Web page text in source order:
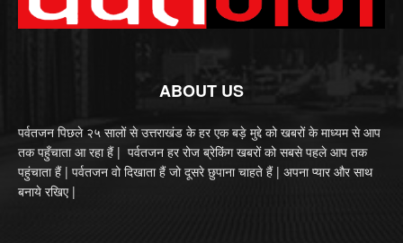
ABOUT US
पर्वतजन पिछले २५ सालों से उत्तराखंड के हर एक बड़े मुद्दे को खबरों के माध्यम से आप
तक पहुँचाता आ रहा हैं | पर्वतजन हर रोज ब्रेकिंग खबरों को सबसे पहले आप तक
पहुंचाता हैं | पर्वतजन वो दिखाता हैं जो दूसरे छुपाना चाहते हैं | अपना प्यार और साथ
बनाये रखिए |